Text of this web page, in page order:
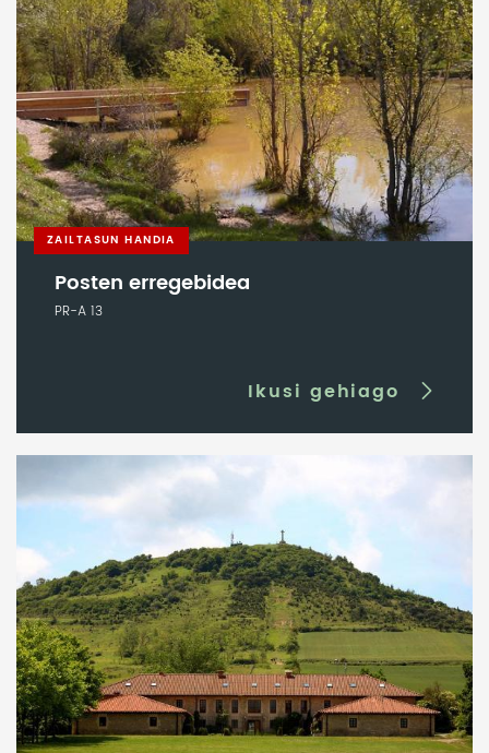
ZAILTASUN HANDIA
Posten erregebidea
PR-A 13
Ikusi gehiago